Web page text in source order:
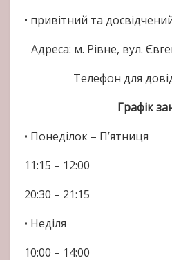
• привітний та
Адреса: м. Рівне, вул.
Телефон для
Графік
• Понеділок – П’ятниця
11:15 – 12:00
20:30 – 21:15
• Неділя
10:00 – 14:00